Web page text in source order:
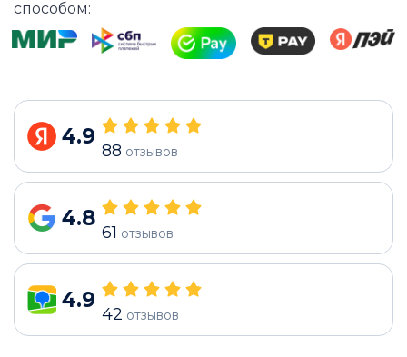
способом:
4.9
88 отзывов
4.8
61 отзывов
4.9
42 отзывов